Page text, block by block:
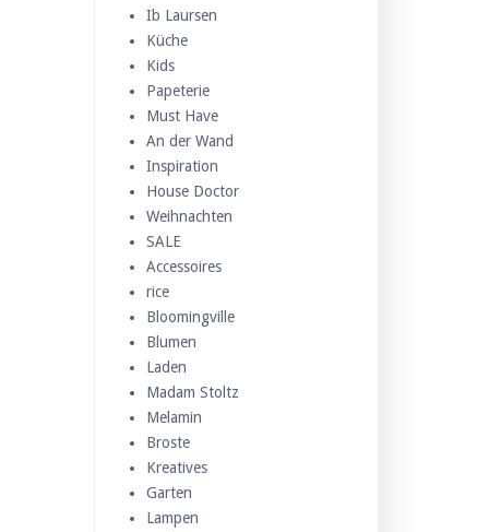
Ib Laursen
Küche
Kids
Papeterie
Must Have
An der Wand
Inspiration
House Doctor
Weihnachten
SALE
Accessoires
rice
Bloomingville
Blumen
Laden
Madam Stoltz
Melamin
Broste
Kreatives
Garten
Lampen